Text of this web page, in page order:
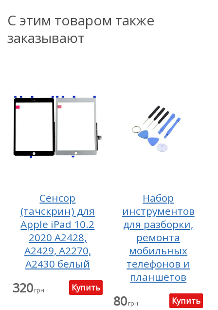
С этим товаром также
заказывают
Сенсор
(тачскрин) для
Apple iPad 10.2
2020 A2428,
A2429, A2270,
A2430 белый
320грн
Набор
инструментов
для разборки,
ремонта
мобильных
телефонов и
планшетов
80грн